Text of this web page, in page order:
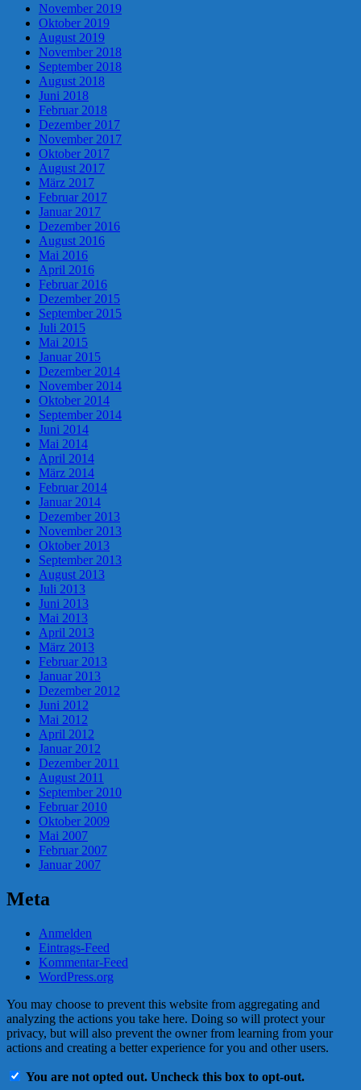
November 2019
Oktober 2019
August 2019
November 2018
September 2018
August 2018
Juni 2018
Februar 2018
Dezember 2017
November 2017
Oktober 2017
August 2017
März 2017
Februar 2017
Januar 2017
Dezember 2016
August 2016
Mai 2016
April 2016
Februar 2016
Dezember 2015
September 2015
Juli 2015
Mai 2015
Januar 2015
Dezember 2014
November 2014
Oktober 2014
September 2014
Juni 2014
Mai 2014
April 2014
März 2014
Februar 2014
Januar 2014
Dezember 2013
November 2013
Oktober 2013
September 2013
August 2013
Juli 2013
Juni 2013
Mai 2013
April 2013
März 2013
Februar 2013
Januar 2013
Dezember 2012
Juni 2012
Mai 2012
April 2012
Januar 2012
Dezember 2011
August 2011
September 2010
Februar 2010
Oktober 2009
Mai 2007
Februar 2007
Januar 2007
Meta
Anmelden
Eintrags-Feed
Kommentar-Feed
WordPress.org
You may choose to prevent this website from aggregating and
analyzing the actions you take here. Doing so will protect your
privacy, but will also prevent the owner from learning from your
actions and creating a better experience for you and other users.
You are not opted out. Uncheck this box to opt-out.